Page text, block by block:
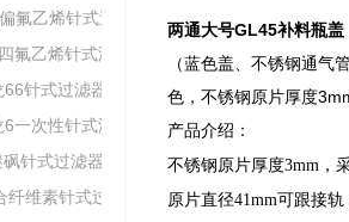
氟乙烯针式过
氟乙烯针式滤
针式过滤器
一次性针式滤
针式过滤器
纤维素针式过滤
两通大号GL45补料瓶
（蓝色盖、不锈钢通
色，不锈钢原片厚度
产品介绍：
不锈钢原片厚度3mm，
原片直径41mm可跟接